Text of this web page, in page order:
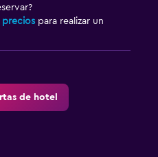
precios para realizar un
de hotel